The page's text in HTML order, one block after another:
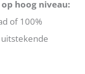
hoog niveau:
of 100%